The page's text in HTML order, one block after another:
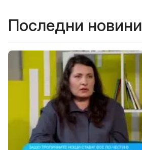
Последни новини